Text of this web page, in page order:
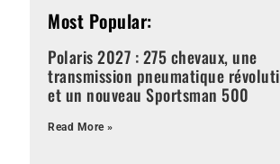
Most Popular:
Polaris 2027 : 275 chevaux, une
transmission pneumatique
et un nouveau Sportsman 500
Read More »